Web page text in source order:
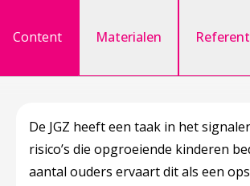
Content Materialen
De JGZ heeft een taak in het
risico’s die opgroeiende kinderen
aantal ouders ervaart dit als een